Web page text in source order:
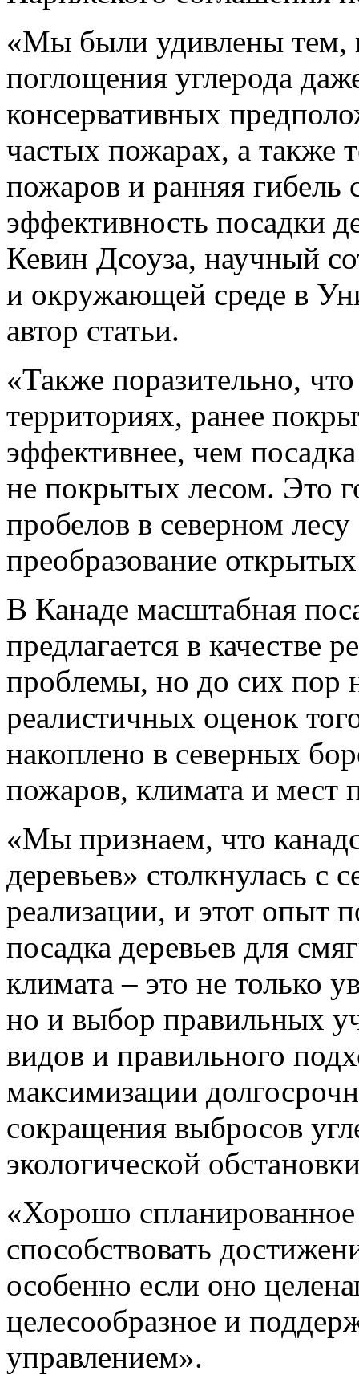
«Мы были удивлены тем,
поглощения углерода
консервативных
частых пожарах, а также
пожаров и ранняя гибель
эффективность посадки
Кевин Дсоуза, научный
и окружающей среде в
автор статьи.
«Также поразительно,
территориях, ранее
эффективнее, чем
не покрытых лесом. Это
пробелов в северном
преобразование
В Канаде масштабная
предлагается в качестве
проблемы, но до сих пор
реалистичных оценок
накоплено в северных
пожаров, климата и мест
«Мы признаем, что
деревьев» столкнулась
реализации, и этот опыт
посадка деревьев для
климата – это не только
но и выбор правильных
видов и правильного
максимизации
сокращения выбросов
экологической
«Хорошо
способствовать
особенно если оно
целесообразное и
управлением».